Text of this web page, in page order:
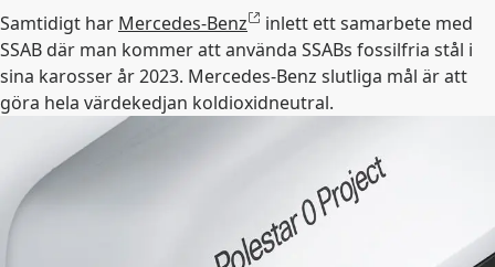
Samtidigt har Mercedes-Benz
inlett ett samarbete med
SSAB där man kommer att använda SSABs fossilfria stål i
sina karosser år 2023. Mercedes-Benz slutliga mål är att
göra hela värdekedjan koldioxidneutral.